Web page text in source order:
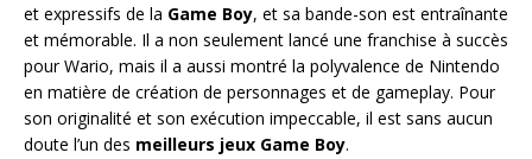
et expressifs de la Game Boy, et sa bande-son est entraînante
et mémorable. Il a non seulement lancé une franchise à succès
pour Wario, mais il a aussi montré la polyvalence de Nintendo
en matière de création de personnages et de gameplay. Pour
son originalité et son exécution impeccable, il est sans aucun
doute l’un des meilleurs jeux Game Boy.